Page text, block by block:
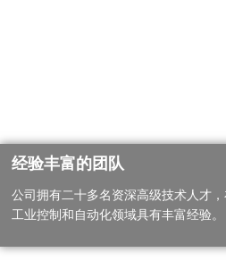
经验丰富的团队
公司拥有二十多名资深高级技术人才
工业控制和自动化领域具有丰富经验。